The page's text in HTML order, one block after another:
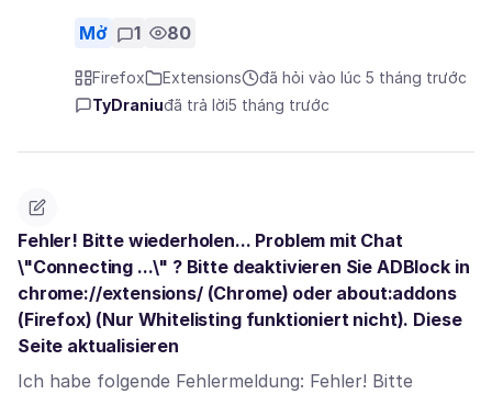
Mở 1 80
Firefox Extensions
đã hỏi vào lúc 5 tháng trước
TyDraniuđã trả lời5 tháng trước
Fehler! Bitte wiederholen... Problem mit Chat
\"Connecting ...\" ? Bitte deaktivieren Sie ADBlock in
chrome://extensions/ (Chrome) oder about:addons
(Firefox) (Nur Whitelisting funktioniert nicht). Diese
Seite aktualisieren
Ich habe folgende Fehlermeldung: Fehler! Bitte